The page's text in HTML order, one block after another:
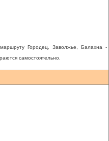
Городец, Заволжье, Балахна -
самостоятельно.